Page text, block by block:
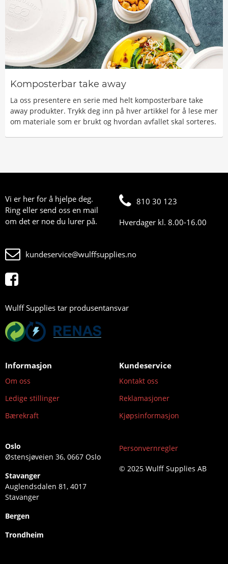
Komposterbar take away
La oss presentere en serie med helt komposterbare take
away produkter. Trykk deg inn på hver artikkel for å lese mer
om materiale som er brukt og hvordan avfallet skal sorteres.
Vi er her for å hjelpe deg.
Ring eller send oss en mail
om det er noe du lurer på.
810 30 123
Hverdager kl. 8.00-16.00
kundeservice@wulffsupplies.no
Wulff Supplies tar produsentansvar
Informasjon
Om oss
Ledige stillinger
Bærekraft
Kundeservice
Kontakt oss
Reklamasjoner
Kjøpsinformasjon
Oslo
Østensjøveien 36, 0667 Oslo
Stavanger
Auglendsdalen 81, 4017
Stavanger
Bergen
Trondheim
Personvernregler
© 2025 Wulff Supplies AB